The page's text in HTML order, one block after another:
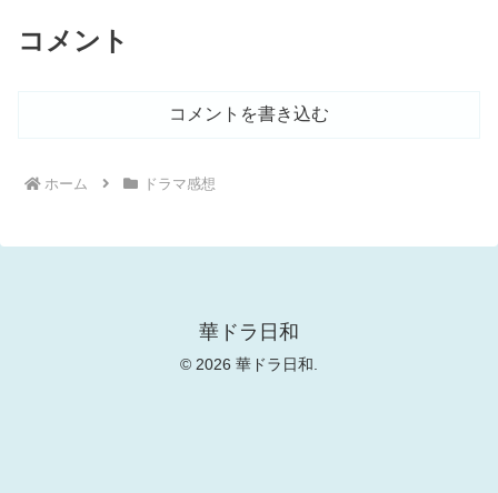
コメント
コメントを書き込む
ホーム ドラマ感想
華ドラ日和
© 2026 華ドラ日和.